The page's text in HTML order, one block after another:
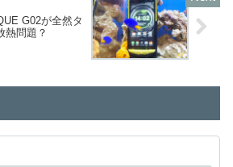
G02が全然タ
熱問題？